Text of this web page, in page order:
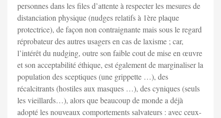
personnes dans les files d’attente à respecter les mesures de
distanciation physique (nudges relatifs à 1ère plaque
protectrice), de façon non contraignante mais sous le regard
réprobateur des autres usagers en cas de laxisme ; car,
l’intérêt du nudging, outre son faible cout de mise en œuvre
et son acceptabilité éthique, est également de marginaliser la
population des sceptiques (une grippette …), des
récalcitrants (hostiles aux masques …), des cyniques (seuls
les vieillards…), alors que beaucoup de monde a déjà
adopté les nouveaux comportements salvateurs : avec ceux-